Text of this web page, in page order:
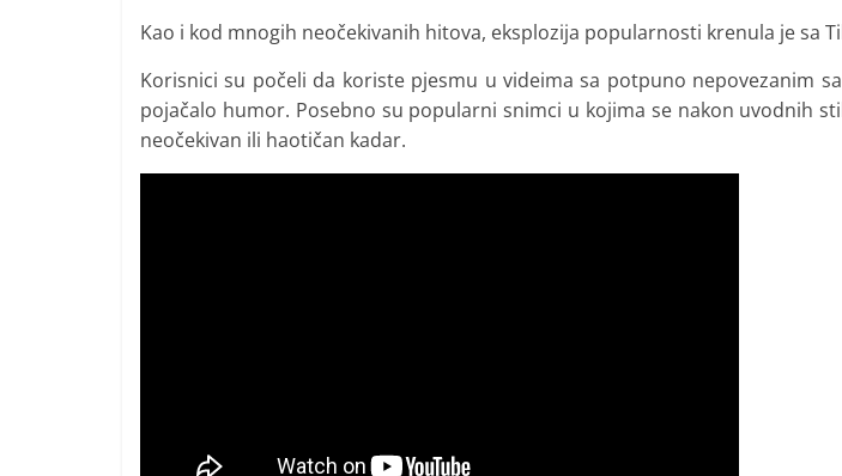
Kao i kod mnogih neočekivanih hitova, eksplozija popularnosti krenula je sa
Korisnici su počeli da koriste pjesmu u videima sa potpuno nepovezanim
pojačalo humor. Posebno su popularni snimci u kojima se nakon uvodnih
neočekivan ili haotičan kadar.